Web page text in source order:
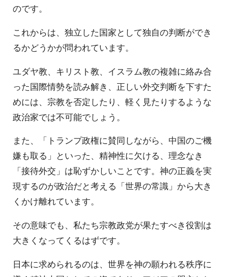
のです。
これからは、独立した国家として独自の判断ができ
るかどうかが問われています。
ユダヤ教、キリスト教、イスラム教の複雑に絡み合
った国際情勢を読み解き、正しい外交判断を下すた
めには、宗教を否定したり、軽く見たりするような
政治家では不可能でしょう。
また、「トランプ政権に賛同しながら、中国のご機
嫌も取る」といった、精神性に欠ける、理念なき
「接待外交」は恥ずかしいことです。神の正義を実
現するのが政治だと考える「世界の常識」から大き
くかけ離れています。
その意味でも、私たち宗教政党が果たすべき役割は
大きくなってくるはずです。
日本に求められるのは、世界を神の願われる秩序に